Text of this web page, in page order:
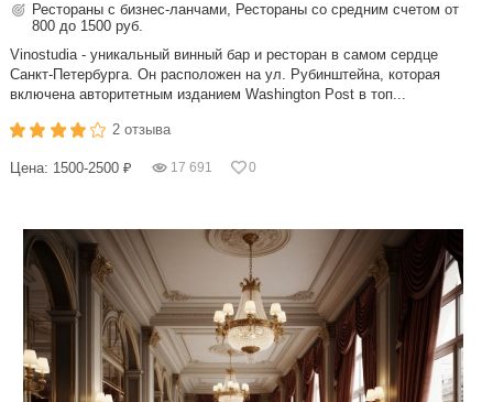
Рестораны с бизнес-ланчами, Рестораны со средним счетом от
800 до 1500 руб.
Vinostudia - уникальный винный бар и ресторан в самом сердце
Санкт-Петербурга. Он расположен на ул. Рубинштейна, которая
включена авторитетным изданием Washington Post в топ...
2 отзыва
Цена: 1500-2500 ₽ 17 691 0